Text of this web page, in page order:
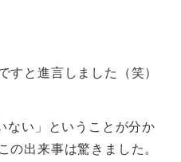
すと進言しました（笑）
ない」ということが分か
の出来事は驚きました。